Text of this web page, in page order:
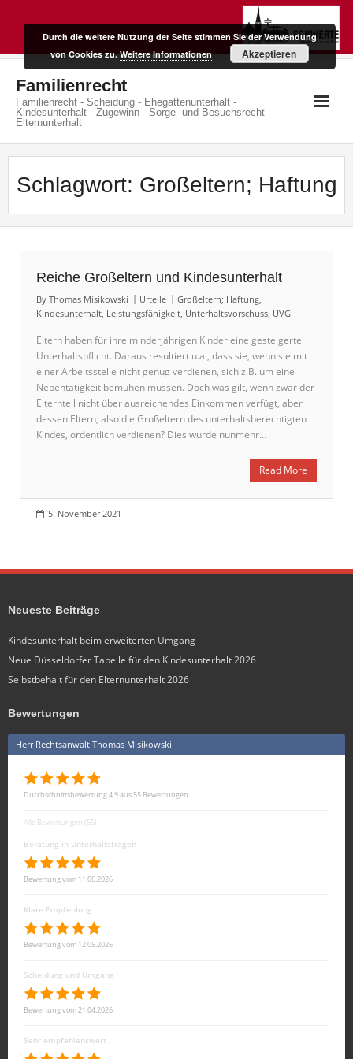
Familienrecht
Familienrecht - Scheidung - Ehegattenunterhalt -
Kindesunterhalt - Zugewinn - Sorge- und Besuchsrecht -
Elternunterhalt
Schlagwort: Großeltern; Haftung
Reiche Großeltern und Kindesunterhalt
By Thomas Misikowski Urteile Großeltern; Haftung,
Kindesunterhalt, Leistungsfähigkeit, Unterhaltsvorschuss, UVG
Eltern haben für ihre minderjährigen Kinder eine gesteigerte
Unterhaltspflicht. Daraus resultiert u.a., dass sie, wenn sie mit
einer Arbeitsstelle nicht genug verdienen, sich z.B. um eine
Nebentätigkeit bemühen müssen. Doch was gilt, wenn zwar der
Elternteil nicht über ausreichendes Einkommen verfügt, aber
dessen Eltern, also die Großeltern des unterhaltsberechtigten
Kindes, ordentlich verdienen? Dies wurde nunmehr…
Read More
5. November 2021
Neueste Beiträge
Kindesunterhalt beim erweiterten Umgang
Neue Düsseldorfer Tabelle für den Kindesunterhalt 2026
Selbstbehalt für den Elternunterhalt 2026
Bewertungen
Herr Rechtsanwalt Thomas Misikowski
Durchschnittsbewertung 4,9 aus 55 Bewertungen
Alle Bewertungen (55)
Beratung in Unterhaltsfragen
Bewertung vom 11.06.2026
Klare Empfehlung
Bewertung vom 12.05.2026
Scheidung und Umgang
Bewertung vom 21.04.2026
Sehr empfehlenswert
Durch die weitere Nutzung der Seite stimmen Sie der Verwendung
von Cookies zu.Weitere Informationen Akzeptieren